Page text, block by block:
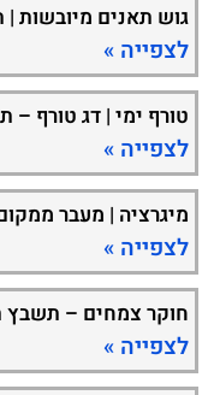
גוש תאנים
לצפייה »
טורף ימי | דג טורף
לצפייה »
מיגרציה | מעבר
לצפייה »
חוקר צמחים –
לצפייה »